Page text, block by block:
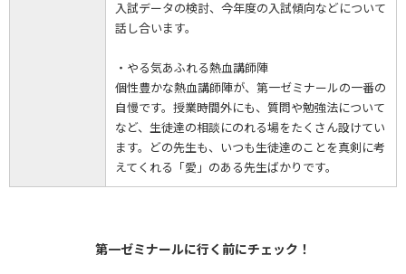
入試データの検討、今年度の入試傾向などについて
話し合います。
・やる気あふれる熱血講師陣
個性豊かな熱血講師陣が、第一ゼミナールの一番の
自慢です。授業時間外にも、質問や勉強法について
など、生徒達の相談にのれる場をたくさん設けてい
ます。どの先生も、いつも生徒達のことを真剣に考
えてくれる「愛」のある先生ばかりです。
第一ゼミナールに行く前にチェック！